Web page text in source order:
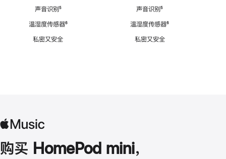
声音识别脚
⁵
温湿度传感器脚
⁶
私密又安全
声音识别脚
⁵
温湿度传感器脚
⁶
私密又安全
购买 HomePod mini，